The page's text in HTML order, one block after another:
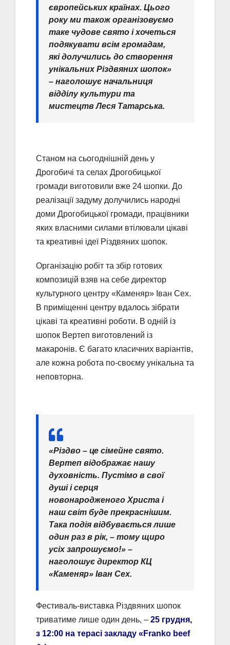
європейських країнах. Цього
року ми також організовуємо
таке чудове свято і хочеться
подякувати всім громадам,
які долучились до створення
унікальних Різдвяних шопок»
– наголошує начальниця
відділу культури та
мистецтв Леся Татарська.
Станом на сьогоднішній день у
Дрогобичі та селах Дрогобицької
громади виготовили вже 24 шопки. До
реалізації задуму долучились народні
доми Дрогобицької громади, працівники
яких власними силами втілювали цікаві
та креативні ідеї Різдвяних шопок.
Організацію робіт та збір готових
композицій взяв на себе директор
культурного центру «Каменяр» Іван Сех.
В приміщенні центру вдалось зібрати
цікаві та креативні роботи. В одній із
шопок Вертеп виготовлений із
макаронів. Є багато класичних варіантів,
але кожна робота по-своєму унікальна та
неповторна.
«Різдво – це сімейне свято.
Вертеп відображає нашу
духовність. Пустімо в свої
душі і серця
новонародженого Христа і
наш світ буде прекраснішим.
Така подія відбувається лише
один раз в рік, – тому щиро
усіх запрошуємо!» –
наголошує директор КЦ
«Каменяр» Іван Сех.
Фестиваль-виставка Різдвяних шопок
триватиме лише один день, – 25 грудня,
з 12:00 на терасі закладу «Franko beef